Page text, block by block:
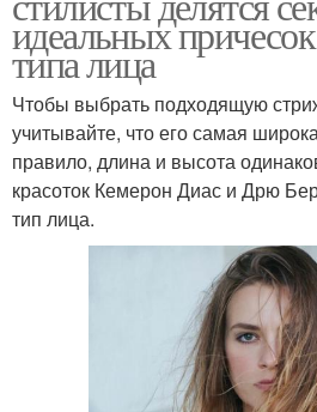
идеальных
типа лица
Чтобы выбрать подходящую
учитывайте, что его самая
правило, длина и высота
красоток Кемерон Диас и Дрю
тип лица.